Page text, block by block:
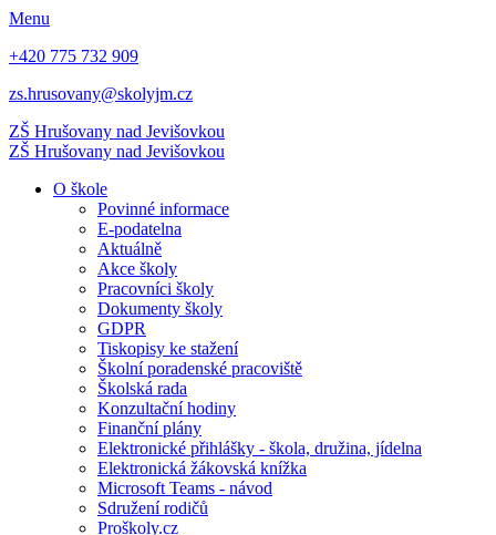
Menu
+420 775 732 909
zs.hrusovany@skolyjm.cz
ZŠ Hrušovany nad Jevišovkou
ZŠ Hrušovany nad Jevišovkou
O škole
Povinné informace
E-podatelna
Aktuálně
Akce školy
Pracovníci školy
Dokumenty školy
GDPR
Tiskopisy ke stažení
Školní poradenské pracoviště
Školská rada
Konzultační hodiny
Finanční plány
Elektronické přihlášky - škola, družina, jídelna
Elektronická žákovská knížka
Microsoft Teams - návod
Sdružení rodičů
Proškoly.cz